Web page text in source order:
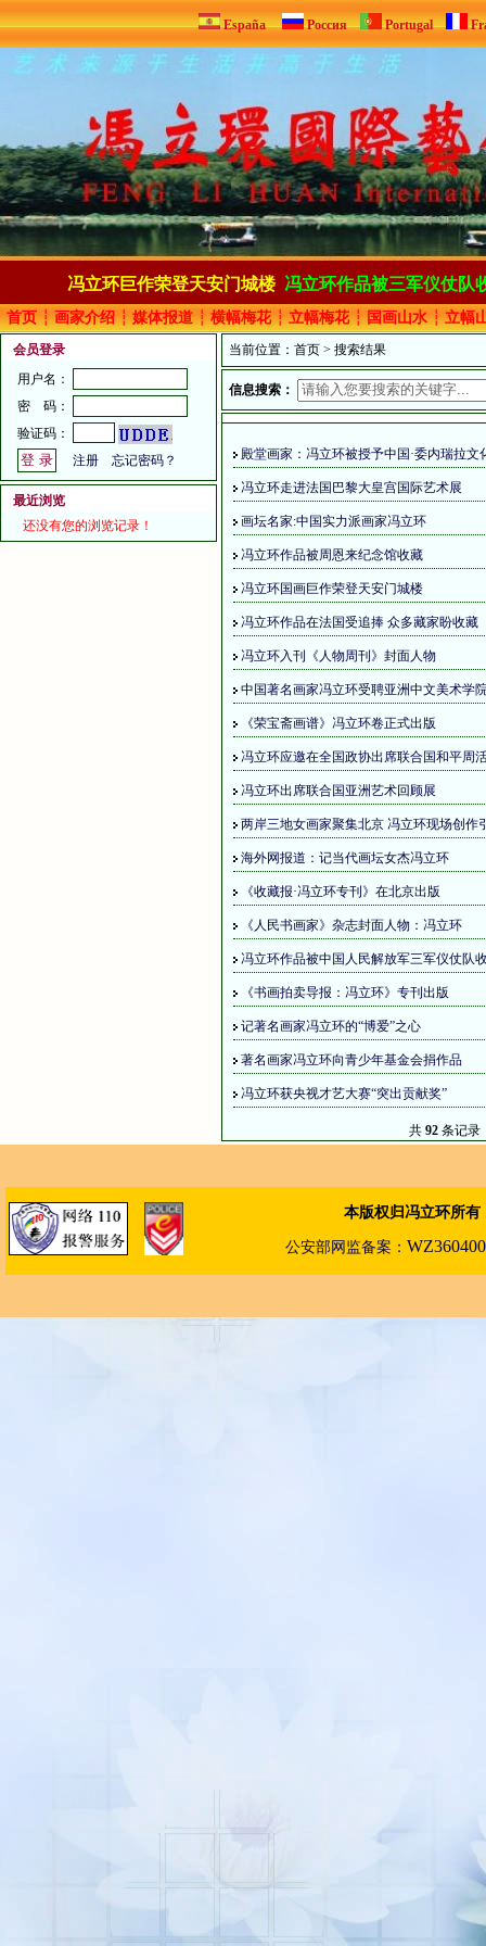
España Россия Portugal
冯立环巨作荣登天安门城楼 冯立环作品被三军仪仗队
首页 ┆ 画家介绍 ┆ 媒体报道 ┆ 横幅梅花 ┆ 立幅梅花 ┆ 国画山水 ┆ 立幅
会员登录
用户名：
密 码：
验证码：
注册
忘记密码？
最近浏览
还没有您的浏览记录！
当前位置： 首页 > 搜索结果
信息搜索：
殿堂画家：冯立环被授予中国·委内瑞拉文
冯立环走进法国巴黎大皇宫国际艺术展
画坛名家:中国实力派画家冯立环
冯立环作品被周恩来纪念馆收藏
冯立环国画巨作荣登天安门城楼
冯立环作品在法国受追捧 众多藏家盼收藏
冯立环入刊《人物周刊》封面人物
中国著名画家冯立环受聘亚洲中文美术学
《荣宝斋画谱》冯立环卷正式出版
冯立环应邀在全国政协出席联合国和平周
冯立环出席联合国亚洲艺术回顾展
两岸三地女画家聚集北京 冯立环现场创作
海外网报道：记当代画坛女杰冯立环
《收藏报·冯立环专刊》在北京出版
《人民书画家》杂志封面人物：冯立环
冯立环作品被中国人民解放军三军仪仗队
《书画拍卖导报：冯立环》专刊出版
记著名画家冯立环的“博爱”之心
著名画家冯立环向青少年基金会捐作品
冯立环获央视才艺大赛“突出贡献奖”
共 92 条记录
本版权归冯立环所
公安部网 监备案：